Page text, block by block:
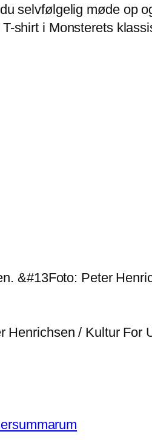
selvfølgelig møde op
shirt i Monsterets